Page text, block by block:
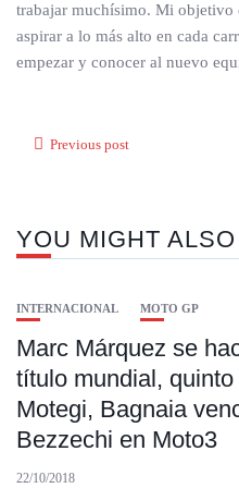
trabajar muchísimo. Mi objetivo
aspirar a lo más alto en cada
empezar y conocer al nuevo
Previous post
YOU MIGHT
INTERNACIONAL MOTO GP
Marc Márquez se
título mundial,
Motegi, Bagnaia
Bezzechi en Moto3
22/10/2018